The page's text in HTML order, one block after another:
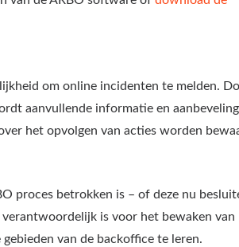
om online incidenten te melden.
aanvullende informatie en
het opvolgen van acties worden
proces betrokken is – of deze nu
is voor het bewaken van
van de backoffice te leren.